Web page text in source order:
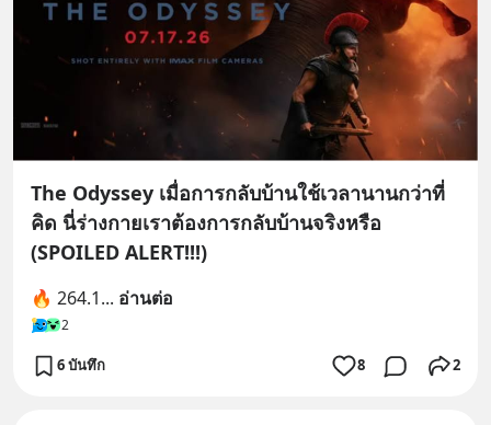
The Odyssey เมื่อการกลับบ้านใช้เวลานานกว่าที่
คิด นี่ร่างกายเราต้องการกลับบ้านจริงหรือ
(SPOILED ALERT!!!)
🔥 264.1... อ่านต่อ
2
6 บันทึก 8 2